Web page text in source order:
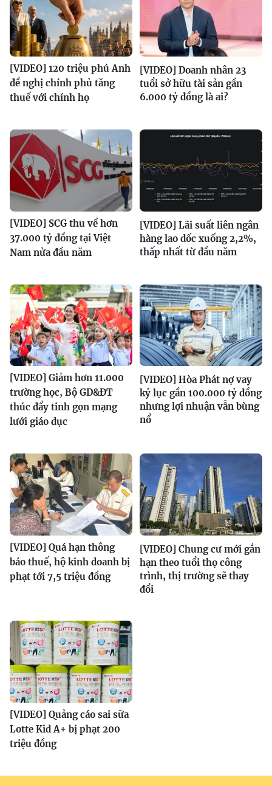
[VIDEO] 120 triệu phú Anh
đề nghị chính phủ tăng
thuế với chính họ
[VIDEO] Doanh nhân 23
tuổi sở hữu tài sản gần
6.000 tỷ đồng là ai?
[VIDEO] SCG thu về hơn
37.000 tỷ đồng tại Việt
Nam nửa đầu năm
[VIDEO] Lãi suất liên ngân
hàng lao dốc xuống 2,2%,
thấp nhất từ đầu năm
[VIDEO] Giảm hơn 11.000
trường học, Bộ GD&ĐT
thúc đẩy tinh gọn mạng
lưới giáo dục
[VIDEO] Hòa Phát nợ vay
kỷ lục gần 100.000 tỷ đồng
nhưng lợi nhuận vẫn bùng
nổ
[VIDEO] Quá hạn thông
báo thuế, hộ kinh doanh bị
phạt tới 7,5 triệu đồng
[VIDEO] Chung cư mới gắn
hạn theo tuổi thọ công
trình, thị trường sẽ thay
đổi
[VIDEO] Quảng cáo sai sữa
Lotte Kid A+ bị phạt 200
triệu đồng